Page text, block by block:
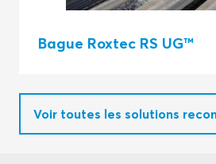
Bague Roxtec RS UG™
Voir toutes les solutions